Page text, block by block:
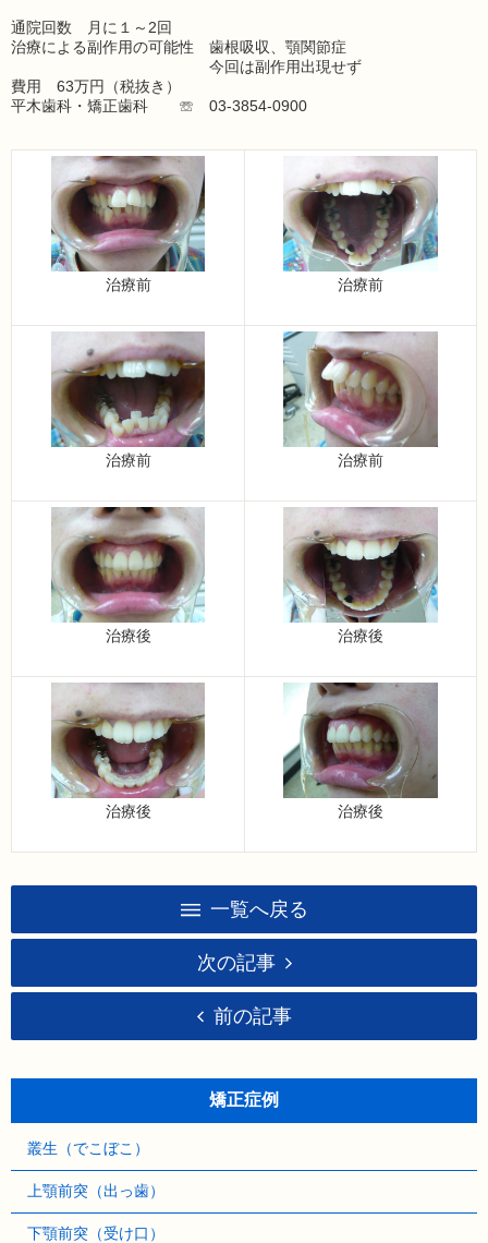
通院回数 月に１～2回
治療による副作用の可能性 歯根吸収、顎関節症
今回は副作用出現せず
費用 63万円（税抜き）
平木歯科・矯正歯科 ☏ 03-3854-0900
治療前 治療前
治療前 治療前
治療後 治療後
治療後 治療後
一覧へ戻る
次の記事
前の記事
矯正症例
叢生（でこぼこ）
上顎前突（出っ歯）
下顎前突（受け口）